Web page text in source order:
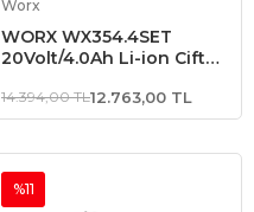
Worx
WORX WX354.4SET
20Volt/4.0Ah Li-ion Çift
Profesyonel Şarjlı Darbeli
Matkap + DA01903 201
14.394,00 TL12.763,00 TL
%11